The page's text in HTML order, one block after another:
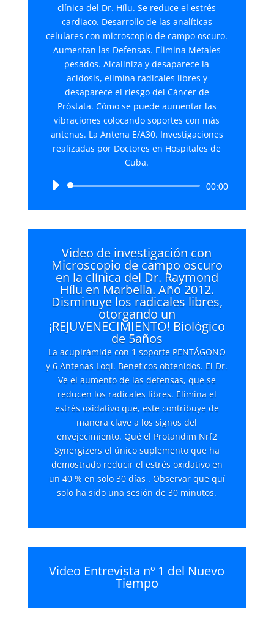
clínica del Dr. Hílu. Se reduce el estrés
cardiaco. Desarrollo de las analíticas
celulares con microscopio de campo oscuro.
Aumentan las Defensas. Elimina Metales
pesados. Alcaliniza y desaparece la
acidosis, elimina radicales libres y
desaparece el riesgo del Cáncer de
Próstata. Cómo se puede aumentar las
vibraciones colocando soportes con más
antenas. La Antena E/A30. Investigaciones
realizadas por Doctores en Hospitales de
Cuba.
Reproductor
audio
00:00
Video de investigación con
Microscopio de campo oscuro
en la clínica del Dr. Raymond
Hílu en Marbella. Año 2012.
Disminuye los radicales libres,
otorgando un
¡REJUVENECIMIENTO! Biológico
de 5años
La acupirámide con 1 soporte PENTÁGONO
y 6 Antenas Loqi. Beneficos obtenidos. El Dr.
Ve el aumento de las defensas, que se
reducen los radicales libres. Elimina el
estrés oxidativo que, este contribuye de
manera clave a los signos del
envejecimiento. Qué el Protandim Nrf2
Synergizers el único suplemento que ha
demostrado reducir el estrés oxidativo en
un 40 % en solo 30 días . Observar que quí
solo ha sido una sesión de 30 minutos.
Video Entrevista nº 1 del Nuevo
Tiempo